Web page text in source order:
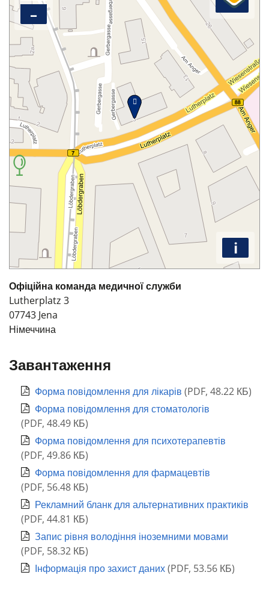
–
i
Офіційна команда медичної служби
Lutherplatz 3
07743 Jena
Німеччина
Завантаження
Форма повідомлення для лікарів (PDF, 48.22 КБ)
Форма повідомлення для стоматологів
(PDF, 48.49 КБ)
Форма повідомлення для психотерапевтів
(PDF, 49.86 КБ)
Форма повідомлення для фармацевтів
(PDF, 56.48 КБ)
Рекламний бланк для альтернативних практиків
(PDF, 44.81 КБ)
Запис рівня володіння іноземними мовами
(PDF, 58.32 КБ)
Інформація про захист даних(PDF, 53.56 КБ)